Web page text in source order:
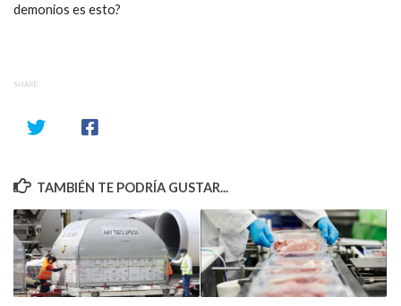
demonios es esto?
SHARE
TAMBIÉN TE PODRÍA GUSTAR...